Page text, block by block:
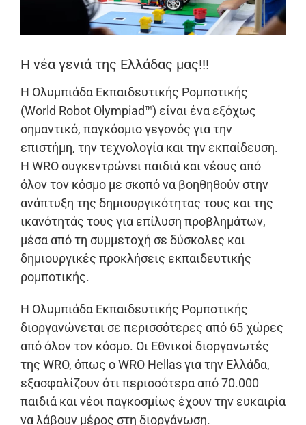
Η νέα γενιά της Ελλάδας μας!!!
Η Ολυμπιάδα Εκπαιδευτικής Ρομποτικής
(World Robot Olympiad™) είναι ένα εξόχως
σημαντικό, παγκόσμιο γεγονός για την
επιστήμη, την τεχνολογία και την εκπαίδευση.
Η WRO συγκεντρώνει παιδιά και νέους από
όλον τον κόσμο με σκοπό να βοηθηθούν στην
ανάπτυξη της δημιουργικότητας τους και της
ικανότητάς τους για επίλυση προβλημάτων,
μέσα από τη συμμετοχή σε δύσκολες και
δημιουργικές προκλήσεις εκπαιδευτικής
ρομποτικής.
Η Ολυμπιάδα Εκπαιδευτικής Ρομποτικής
διοργανώνεται σε περισσότερες από 65 χώρες
από όλον τον κόσμο. Οι Εθνικοί διοργανωτές
της WRO, όπως ο WRO Hellas για την Ελλάδα,
εξασφαλίζουν ότι περισσότερα από 70.000
παιδιά και νέοι παγκοσμίως έχουν την ευκαιρία
να λάβουν μέρος στη διοργάνωση.